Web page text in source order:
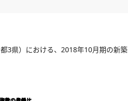
3県）における、2018年10月期の新築